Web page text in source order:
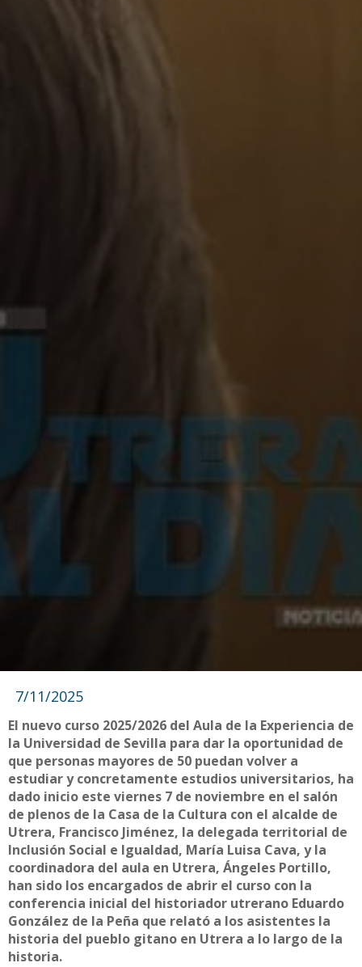
7/11/2025
El nuevo curso 2025/2026 del Aula de la Experiencia de
la Universidad de Sevilla para dar la oportunidad de
que personas mayores de 50 puedan volver a
estudiar y concretamente estudios universitarios, ha
dado inicio este viernes 7 de noviembre en el salón
de plenos de la Casa de la Cultura con el alcalde de
Utrera, Francisco Jiménez, la delegada territorial de
Inclusión Social e Igualdad, María Luisa Cava, y la
coordinadora del aula en Utrera, Ángeles Portillo,
han sido los encargados de abrir el curso con la
conferencia inicial del historiador utrerano Eduardo
González de la Peña que relató a los asistentes la
historia del pueblo gitano en Utrera a lo largo de la
historia.